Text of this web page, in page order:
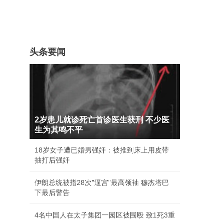
头条要闻
2岁患儿就诊死亡首诊医生获刑 不少医
生为其鸣不平
18岁女子遭已婚男强奸：被推到床上用皮带
抽打后强奸
伊朗总统被指28次"逼宫"最高领袖 穆杰塔巴
下最后警告
4名中国人在太子集团一园区被围殴 致1死3重